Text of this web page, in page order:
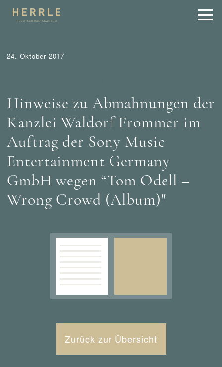
24. Oktober 2017
Hinweise zu Abmahnungen der
Kanzlei Waldorf Frommer im
Auftrag der Sony Music
Entertainment Germany
GmbH wegen “Tom Odell –
Wrong Crowd (Album)"
Zurück zur Übersicht